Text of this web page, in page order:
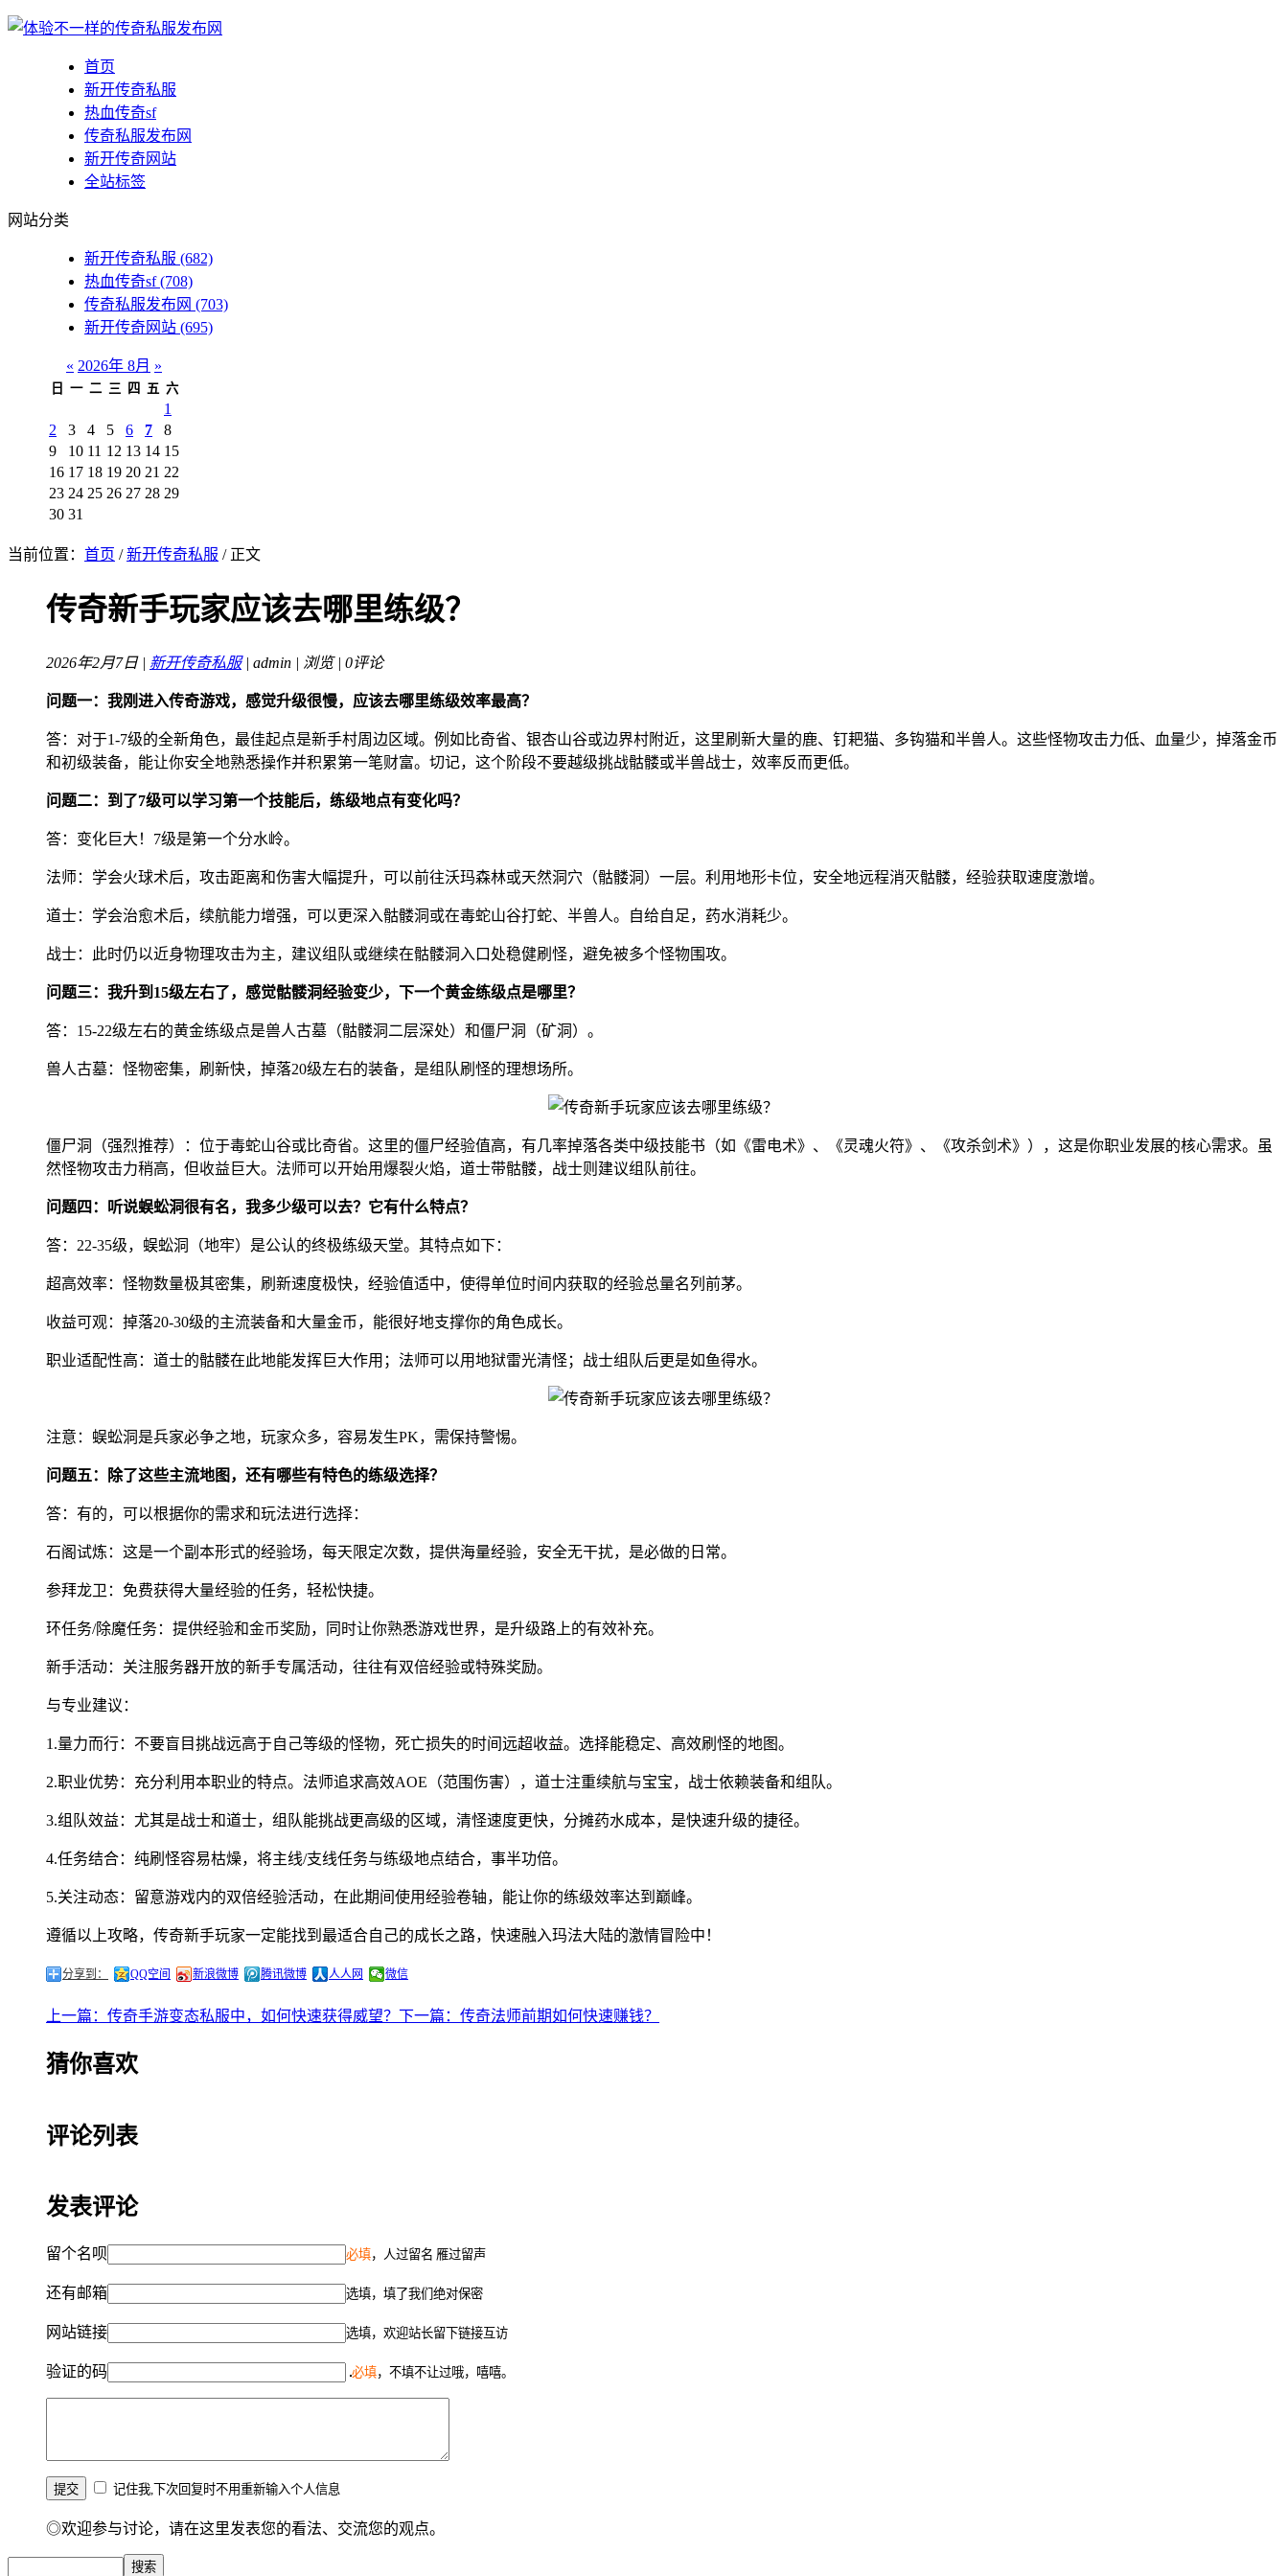
首页
新开传奇私服
热血传奇sf
传奇私服发布网
新开传奇网站
全站标签
网站分类
新开传奇私服 (682)
热血传奇sf(708)
传奇私服发布网 (703)
新开传奇网站 (695)
« 2026年 8月 »
日 一 二 三 四 五 六
1
2
3 4 5 6 7
8
9
10 11 12 13 14 15
16 17 18 19 20 21 22
23 24 25 26 27 28 29
30 31
当前位置： 首页 /新开传奇私服 / 正文
传奇新手玩家应该去哪里练级？
2026年2月7日 | 新开传奇私服| admin | 浏览 | 0评论
问题一：我刚进入传奇游戏，感觉升级很慢，应该去哪里练级效率最高？
答：对于1-7级的全新角色，最佳起点是新手村周边区域。例如比奇省、银杏山谷或边界村附近，这里刷新大量的鹿、钉耙猫、多钩猫和半兽人。这些怪物攻击力低、血量少，掉落金币
和初级装备，能让你安全地熟悉操作并积累第一笔财富。切记，这个阶段不要越级挑战骷髅或半兽战士，效率反而更低。
问题二：到了7级可以学习第一个技能后，练级地点有变化吗？
答：变化巨大！7级是第一个分水岭。
法师：学会火球术后，攻击距离和伤害大幅提升，可以前往沃玛森林或天然洞穴（骷髅洞）一层。利用地形卡位，安全地远程消灭骷髅，经验获取速度激增。
道士：学会治愈术后，续航能力增强，可以更深入骷髅洞或在毒蛇山谷打蛇、半兽人。自给自足，药水消耗少。
战士：此时仍以近身物理攻击为主，建议组队或继续在骷髅洞入口处稳健刷怪，避免被多个怪物围攻。
问题三：我升到15级左右了，感觉骷髅洞经验变少，下一个黄金练级点是哪里？
答：15-22级左右的黄金练级点是兽人古墓（骷髅洞二层深处）和僵尸洞（矿洞）。
兽人古墓：怪物密集，刷新快，掉落20级左右的装备，是组队刷怪的理想场所。
僵尸洞（强烈推荐）：位于毒蛇山谷或比奇省。这里的僵尸经验值高，有几率掉落各类中级技能书（如《雷电术》、《灵魂火符》、《攻杀剑术》），这是你职业发展的核心需求。虽
然怪物攻击力稍高，但收益巨大。法师可以开始用爆裂火焰，道士带骷髅，战士则建议组队前往。
问题四：听说蜈蚣洞很有名，我多少级可以去？它有什么特点？
答：22-35级，蜈蚣洞（地牢）是公认的终极练级天堂。其特点如下：
超高效率：怪物数量极其密集，刷新速度极快，经验值适中，使得单位时间内获取的经验总量名列前茅。
收益可观：掉落20-30级的主流装备和大量金币，能很好地支撑你的角色成长。
职业适配性高：道士的骷髅在此地能发挥巨大作用；法师可以用地狱雷光清怪；战士组队后更是如鱼得水。
注意：蜈蚣洞是兵家必争之地，玩家众多，容易发生PK，需保持警惕。
问题五：除了这些主流地图，还有哪些有特色的练级选择？
答：有的，可以根据你的需求和玩法进行选择：
石阁试炼：这是一个副本形式的经验场，每天限定次数，提供海量经验，安全无干扰，是必做的日常。
参拜龙卫：免费获得大量经验的任务，轻松快捷。
环任务/除魔任务：提供经验和金币奖励，同时让你熟悉游戏世界，是升级路上的有效补充。
新手活动：关注服务器开放的新手专属活动，往往有双倍经验或特殊奖励。
与专业建议：
1.量力而行：不要盲目挑战远高于自己等级的怪物，死亡损失的时间远超收益。选择能稳定、高效刷怪的地图。
2.职业优势：充分利用本职业的特点。法师追求高效AOE（范围伤害），道士注重续航与宝宝，战士依赖装备和组队。
3.组队效益：尤其是战士和道士，组队能挑战更高级的区域，清怪速度更快，分摊药水成本，是快速升级的捷径。
4.任务结合：纯刷怪容易枯燥，将主线/支线任务与练级地点结合，事半功倍。
5.关注动态：留意游戏内的双倍经验活动，在此期间使用经验卷轴，能让你的练级效率达到巅峰。
遵循以上攻略，传奇新手玩家一定能找到最适合自己的成长之路，快速融入玛法大陆的激情冒险中！
分享到： QQ空间 新浪微博 腾讯微博 人人网 微信
上一篇：传奇手游变态私服中，如何快速获得威望？ 下一篇：传奇法师前期如何快速赚钱？
猜你喜欢
评论列表
发表评论
留个名呗 必填，人过留名 雁过留声
还有邮箱 选填，填了我们绝对保密
网站链接 选填，欢迎站长留下链接互访
验证的码 必填，不填不让过哦，嘻嘻。
记住我,下次回复时不用重新输入个人信息
◎欢迎参与讨论，请在这里发表您的看法、交流您的观点。